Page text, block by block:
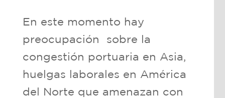
En este momento hay
preocupación sobre la
congestión portuaria en Asia,
huelgas laborales en América
del Norte que amenazan con